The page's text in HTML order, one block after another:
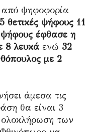
ψηφοφορία
θετικές ψήφους 11
έφθασε η
8 λευκά ενώ 32
με 2
άμεσα τις
θα είναι 3
των